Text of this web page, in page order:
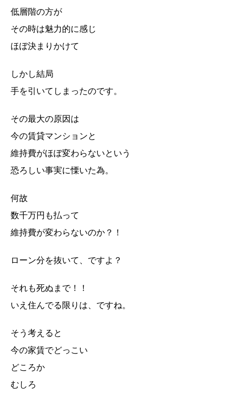
低層階の方が
その時は魅力的に感じ
ほぼ決まりかけて
しかし結局
手を引いてしまったのです。
その最大の原因は
今の賃貸マンションと
維持費がほぼ変わらないという
恐ろしい事実に慄いた為。
何故
数千万円も払って
維持費が変わらないのか？！
ローン分を抜いて、ですよ？
それも死ぬまで！！
いえ住んでる限りは、ですね。
そう考えると
今の家賃でどっこい
どころか
むしろ